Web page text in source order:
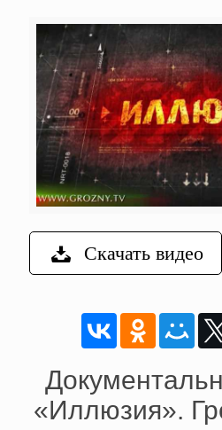
Скачать видео
«Иллюзия».